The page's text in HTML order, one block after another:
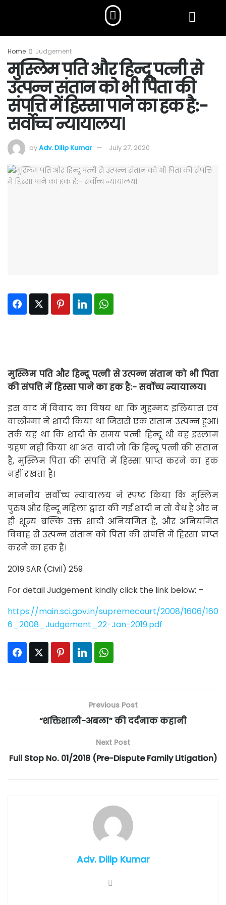
Home Judgement
मुस्लिम पति और हिन्दू पत्नी से
उत्पन्न संतान को भी पिता की
संपत्ति में हिस्सा पाने का हक है:-
सर्वोच्च न्यायालय।
byAdv. Dilip Kumar July 27, 2020
FacebookTwitter PinterestLinkedIn
मुस्लिम पति और हिन्दू पत्नी से उत्पन्न संतान को भी पिता
की संपत्ति में हिस्सा पाने का हक है:- सर्वोच्च न्यायालय।
इस वाद में विवाद का विषय था कि मुहम्मद इलियास एवं
वालींम्मा ने शादी किया था जिससे एक संतान उत्पन्न हुआ।
तर्क यह था कि शादी के समय पत्नी हिन्दू थी वह इस्लाम
ग्रहण नहीं किया था अतः वादी जो कि हिन्दू पत्नी की संतान
है, मुस्लिम पिता की संपत्ति में हिस्सा प्राप्त करने का हक
नहीं रखता है।
माननीय सर्वोच्च न्यायालय ने स्पष्ट किया कि मुस्लिम
पुरुष और हिन्दू महिला द्वारा की गई शादी न तो वैध है और न
ही शून्य बल्कि उक्त शादी अनियमित है, और अनियमित
विवाह से उत्पन्न संतान को पिता की संपत्ति में हिस्सा प्राप्त
करने का हक है।
2019 SAR (Civil) 259
For detail Judgement kindly click the link below: –
https://main.sci.gov.in/supremecourt/2008/1606/160
6_2008_Judgement_22-Jan-2019.pdf
FacebookTwitter PinterestLinkedIn
Previous Post
“शक्तिशाली-अबला” की दर्दनाक कहानी
Next Post
Full Stop No. 01/2018 (Pre-Dispute Family Litigation)
Adv. Dilip Kumar